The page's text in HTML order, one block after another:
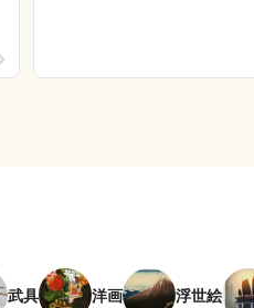
武具 洋画 浮世絵